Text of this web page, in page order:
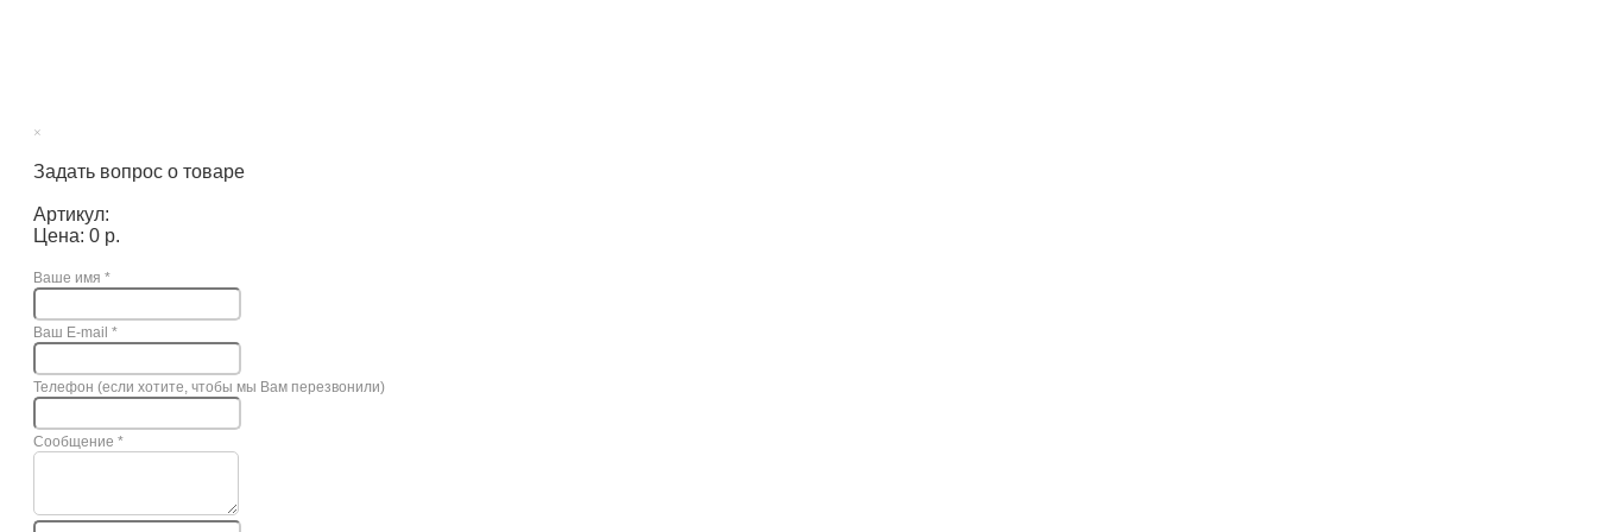
×
Задать вопрос о товаре
Артикул:
Цена: 0 р.
Ваше имя *
Ваш E-mail *
Телефон (если хотите, чтобы мы Вам перезвонили)
Сообщение *